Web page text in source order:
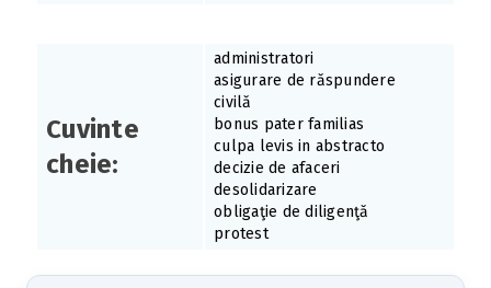
Cuvinte
cheie:
administratori
asigurare de răspundere
civilă
bonus pater familias
culpa levis in abstracto
decizie de afaceri
desolidarizare
obligaţie de diligenţă
protest